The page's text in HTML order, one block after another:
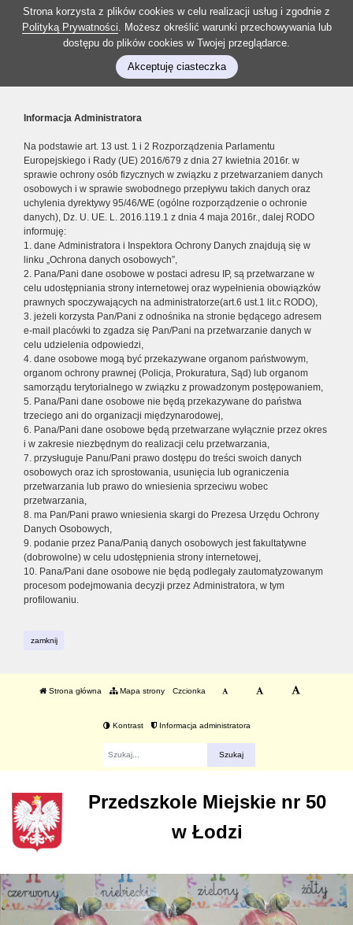
Strona korzysta z plików cookies w celu realizacji usług i zgodnie z
Polityką Prywatności. Możesz określić warunki przechowywania lub
dostępu do plików cookies w Twojej przeglądarce.
Akceptuję ciasteczka
Informacja Administratora
Na podstawie art. 13 ust. 1 i 2 Rozporządzenia Parlamentu
Europejskiego i Rady (UE) 2016/679 z dnia 27 kwietnia 2016r. w
sprawie ochrony osób fizycznych w związku z przetwarzaniem danych
osobowych i w sprawie swobodnego przepływu takich danych oraz
uchylenia dyrektywy 95/46/WE (ogólne rozporządzenie o ochronie
danych), Dz. U. UE. L. 2016.119.1 z dnia 4 maja 2016r., dalej RODO
informuję:
1. dane Administratora i Inspektora Ochrony Danych znajdują się w
linku „Ochrona danych osobowych”,
2. Pana/Pani dane osobowe w postaci adresu IP, są przetwarzane w
celu udostępniania strony internetowej oraz wypełnienia obowiązków
prawnych spoczywających na administratorze(art.6 ust.1 lit.c RODO),
3. jeżeli korzysta Pan/Pani z odnośnika na stronie będącego adresem
e-mail placówki to zgadza się Pan/Pani na przetwarzanie danych w
celu udzielenia odpowiedzi,
4. dane osobowe mogą być przekazywane organom państwowym,
organom ochrony prawnej (Policja, Prokuratura, Sąd) lub organom
samorządu terytorialnego w związku z prowadzonym postępowaniem,
5. Pana/Pani dane osobowe nie będą przekazywane do państwa
trzeciego ani do organizacji międzynarodowej,
6. Pana/Pani dane osobowe będą przetwarzane wyłącznie przez okres
i w zakresie niezbędnym do realizacji celu przetwarzania,
7. przysługuje Panu/Pani prawo dostępu do treści swoich danych
osobowych oraz ich sprostowania, usunięcia lub ograniczenia
przetwarzania lub prawo do wniesienia sprzeciwu wobec
przetwarzania,
8. ma Pan/Pani prawo wniesienia skargi do Prezesa Urzędu Ochrony
Danych Osobowych,
9. podanie przez Pana/Panią danych osobowych jest fakultatywne
(dobrowolne) w celu udostępnienia strony internetowej,
10. Pana/Pani dane osobowe nie będą podlegały zautomatyzowanym
procesom podejmowania decyzji przez Administratora, w tym
profilowaniu.
zamknij
Strona główna Mapa strony Czcionka
Kontrast Informacja administratora
Przedszkole Miejskie nr 50
w Łodzi